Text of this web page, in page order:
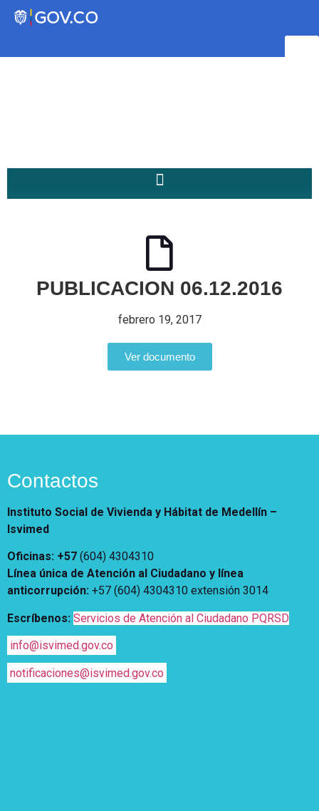
Hábitat de Medellín
Servicios
Vivienda Nueva
Vivienda un proyecto
Reconocimiento de
Acompañamiento Social
OPV-JVC
Rendición de cuentas
Encuesta de Percepción
Contraste
Más Información sobre Accesibilidad
PUBLICACION 06.12.2016
febrero 19, 2017
Ver documento
Contactos
Instituto Social de Vivienda y Hábitat de Medellín –
Isvimed
Oficinas: +57 (604) 4304310
Línea única de Atención al Ciudadano y línea
anticorrupción: +57 (604) 4304310 extensión 3014
Escríbenos: Servicios de Atención al Ciudadano PQRSD
info@isvimed.gov.co
notificaciones@isvimed.gov.co